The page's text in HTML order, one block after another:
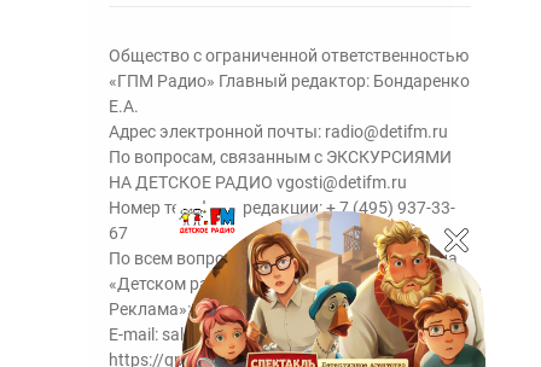
Общество с ограниченной ответственностью
«ГПМ Радио» Главный редактор: Бондаренко
Е.А.
Адрес электронной почты: radio@detifm.ru
По вопросам, связанным с ЭКСКУРСИЯМИ
НА ДЕТСКОЕ РАДИО vgosti@detifm.ru
Номер телефона редакции:+ 7 (495) 937-33-
67
По всем вопросам размещения рекламы на
«Детском радио» - сейлз-хаус «ГПМ
Реклама»:+7 (495) 921-40-41
E-mail: sales@gazprom-media.ru
https://gpmsaleshouse.ru/